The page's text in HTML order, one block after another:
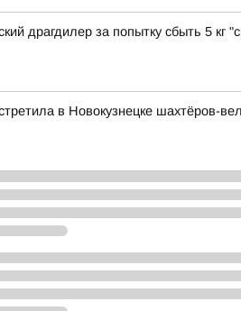
драгдилер за попытку сбыть 5 кг
в Новокузнецке шахтёров-